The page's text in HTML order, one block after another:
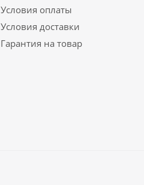
Условия оплаты
Условия доставки
Гарантия на товар